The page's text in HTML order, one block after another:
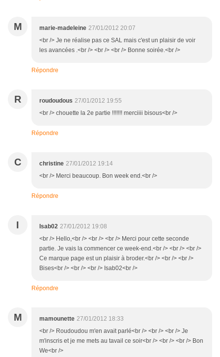
M marie-madeleine 27/01/2012 20:07
<br /> Je ne réalise pas ce SAL mais c'est un plaisir de voir
les avancées .<br /> <br /> <br /> Bonne soirée.<br />
Répondre
R roudoudous 27/01/2012 19:55
<br /> chouette la 2e partie !!!!!!! merciiii bisous<br />
Répondre
C christine 27/01/2012 19:14
<br /> Merci beaucoup. Bon week end.<br />
Répondre
I Isab02 27/01/2012 19:08
<br /> Hello,<br /> <br /> <br /> Merci pour cette seconde
partie. Je vais la commencer ce week-end.<br /> <br /> <br />
Ce marque page est un plaisir à broder.<br /> <br /> <br />
Bises<br /> <br /> <br /> Isab02<br />
Répondre
M mamounette 27/01/2012 18:33
<br /> Roudoudou m'en avait parlé<br /> <br /> <br /> Je
m'inscris et je me mets au tavail ce soir<br /> <br /> <br /> Bon
We<br />